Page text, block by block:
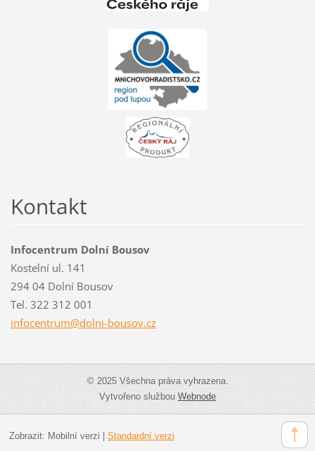
Kontakt
Infocentrum Dolní Bousov
Kostelní ul. 141
294 04 Dolní Bousov
Tel. 322 312 001
infocentrum@dolni-bousov.cz
© 2025 Všechna práva vyhrazena.
Vytvořeno službouWebnode
Zobrazit: Mobilní verzi | Standardní verzi